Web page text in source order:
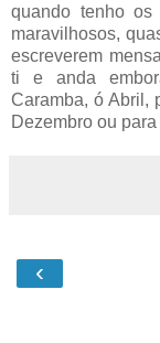
quando tenho
maravilhosos,
escreverem
ti e anda
Caramba, ó Abril,
Dezembro ou
‹